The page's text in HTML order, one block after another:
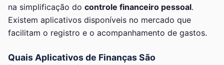
na simplificação do controle financeiro pessoal.
Existem aplicativos disponíveis no mercado que
facilitam o registro e o acompanhamento de gastos.
Quais Aplicativos de Finanças São